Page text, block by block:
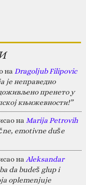
на Dragoljub Filipovic
је неправедно
пренето у
књижевности!”
на Marija Petrovih
emotivne duše
на Aleksandar
da budeš glup i
oplemenjuje